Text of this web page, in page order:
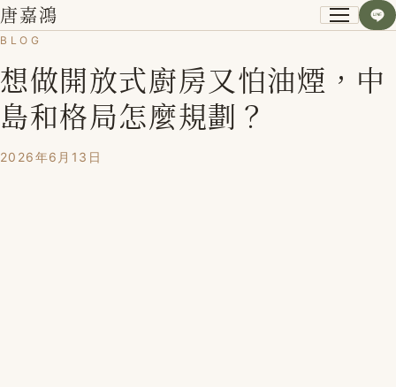
唐嘉鴻
關於我
小資空間改造術
BLOG
想做開放式廚房又怕油煙，中
島和格局怎麼規劃？
2026年6月13日